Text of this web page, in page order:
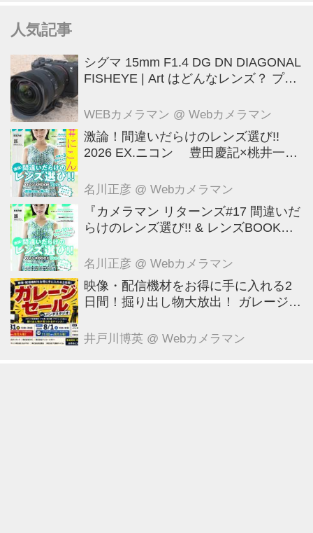
人気記事
シグマ 15mm F1.4 DG DN DIAGONAL
FISHEYE | Art はどんなレンズ？ プロ
WEBカメラマン @ Webカメラマン
激論！間違いだらけのレンズ選び!!
2026 EX.ニコン 豊田慶記×桃井一至
名川正彦 @ Webカメラマン
『カメラマン リターンズ#17 間違いだ
らけのレンズ選び!! & レンズBOOK
名川正彦 @ Webカメラマン
映像・配信機材をお得に手に入れる2
日間！掘り出し物大放出！ ガレージセ
区） 7月31日～8月1日
井戸川博英 @ Webカメラマン